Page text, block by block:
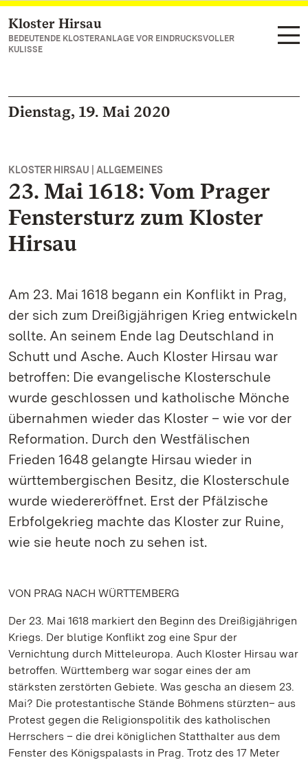
Zum Hauptinhalt springen
Kloster Hirsau
BEDEUTENDE KLOSTERANLAGE VOR EINDRUCKSVOLLER
KULISSE
Dienstag, 19. Mai 2020
KLOSTER HIRSAU | ALLGEMEINES
23. Mai 1618: Vom Prager
Fenstersturz zum Kloster
Hirsau
Am 23. Mai 1618 begann ein Konflikt in Prag,
der sich zum Dreißigjährigen Krieg entwickeln
sollte. An seinem Ende lag Deutschland in
Schutt und Asche. Auch Kloster Hirsau war
betroffen: Die evangelische Klosterschule
wurde geschlossen und katholische Mönche
übernahmen wieder das Kloster – wie vor der
Reformation. Durch den Westfälischen
Frieden 1648 gelangte Hirsau wieder in
württembergischen Besitz, die Klosterschule
wurde wiedereröffnet. Erst der Pfälzische
Erbfolgekrieg machte das Kloster zur Ruine,
wie sie heute noch zu sehen ist.
VON PRAG NACH WÜRTTEMBERG
Der 23. Mai 1618 markiert den Beginn des Dreißigjährigen
Kriegs. Der blutige Konflikt zog eine Spur der
Vernichtung durch Mitteleuropa. Auch Kloster Hirsau war
betroffen. Württemberg war sogar eines der am
stärksten zerstörten Gebiete. Was gescha an diesem 23.
Mai? Die protestantische Stände Böhmens stürzten– aus
Protest gegen die Religionspolitik des katholischen
Herrschers – die drei königlichen Statthalter aus dem
Fenster des Königspalasts in Prag. Trotz des 17 Meter